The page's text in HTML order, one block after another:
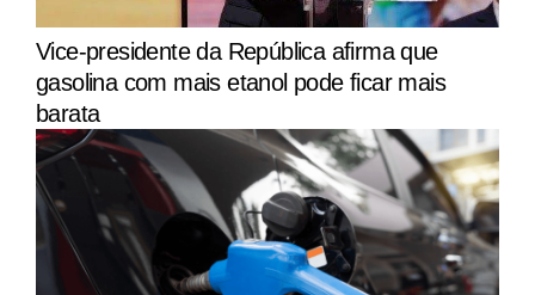
Vice-presidente da República afirma que
gasolina com mais etanol pode ficar mais
barata